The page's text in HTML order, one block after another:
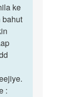
ke
bahut
: